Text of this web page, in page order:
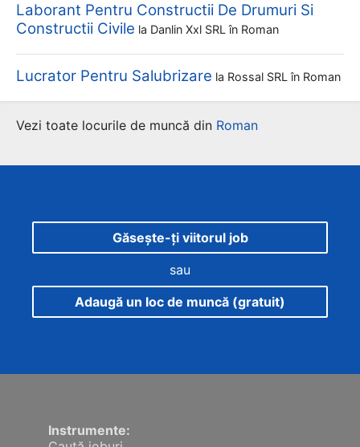
Laborant Pentru Constructii De Drumuri Si
Constructii Civile la Danlin Xxl SRL în Roman
Lucrator Pentru Salubrizare la Rossal SRL în Roman
Vezi toate locurile de muncă din Roman
Găsește-ți viitorul job
sau
Adaugă un loc de muncă (gratuit)
Instrumente: